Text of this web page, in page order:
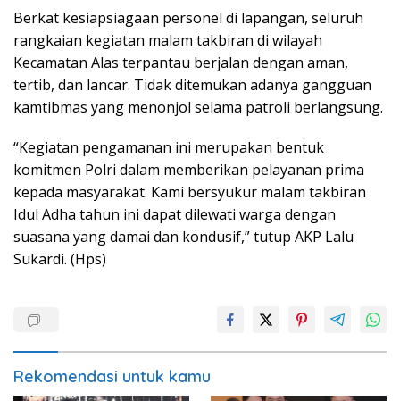
Berkat kesiapsiagaan personel di lapangan, seluruh
rangkaian kegiatan malam takbiran di wilayah
Kecamatan Alas terpantau berjalan dengan aman,
tertib, dan lancar. Tidak ditemukan adanya gangguan
kamtibmas yang menonjol selama patroli berlangsung.
“Kegiatan pengamanan ini merupakan bentuk
komitmen Polri dalam memberikan pelayanan prima
kepada masyarakat. Kami bersyukur malam takbiran
Idul Adha tahun ini dapat dilewati warga dengan
suasana yang damai dan kondusif,” tutup AKP Lalu
Sukardi. (Hps)
Rekomendasi untuk kamu